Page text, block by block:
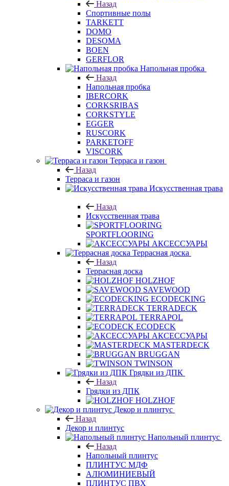
Назад
Спортивные полы
TARKETT
DOMO
DESOMA
BOEN
GERFLOR
Напольная пробка
Назад
Напольная пробка
IBERCORK
CORKSRIBAS
CORKSTYLE
EGGER
RUSCORK
PARKETOFF
VISCORK
Терраса и газон
Назад
Терраса и газон
Искусственная трава
Назад
Искусственная трава
SPORTFLOORING
АКСЕССУАРЫ
Террасная доска
Назад
Террасная доска
HOLZHOF
SAVEWOOD
ECODECKING
TERRADECK
TERRAPOL
ECODECK
АКСЕССУАРЫ
MASTERDECK
BRUGGAN
TWINSON
Грядки из ДПК
Назад
Грядки из ДПК
HOLZHOF
Декор и плинтус
Назад
Декор и плинтус
Напольный плинтус
Назад
Напольный плинтус
ПЛИНТУС МДФ
АЛЮМИНИЕВЫЙ
ПЛИНТУС ПВХ